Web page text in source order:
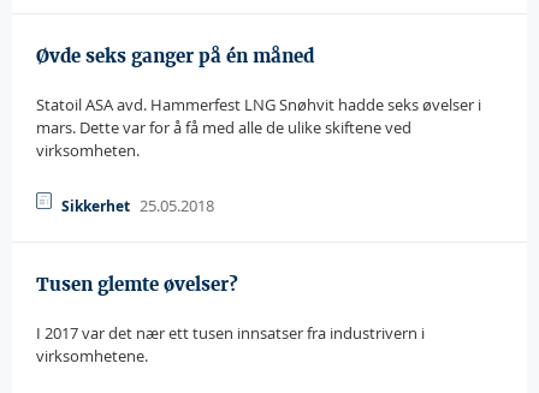
Øvde seks ganger på én måned
Statoil ASA avd. Hammerfest LNG Snøhvit hadde seks øvelser i
mars. Dette var for å få med alle de ulike skiftene ved
virksomheten.
Sikkerhet 25.05.2018
Tusen glemte øvelser?
I 2017 var det nær ett tusen innsatser fra industrivern i
virksomhetene.